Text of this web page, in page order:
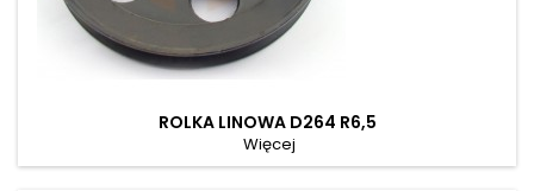
ROLKA LINOWA D264 R6,5
Więcej